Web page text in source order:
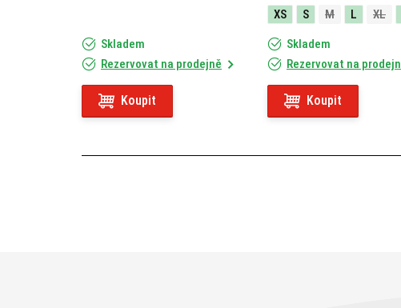
Skladem
Rezervovat na prodejně
Koupit
XS S M L XL
Skladem
Rezervovat na
Koupit